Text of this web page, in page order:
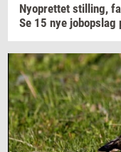
Ny­op­ret­tet stil­ling,
Se 15 nye jo­bop­slag